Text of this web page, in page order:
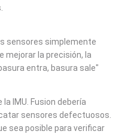
sensores simplemente
mejorar la precisión, la
entra, basura sale"
IMU. Fusion debería
sensores defectuosos.
sea posible para verificar